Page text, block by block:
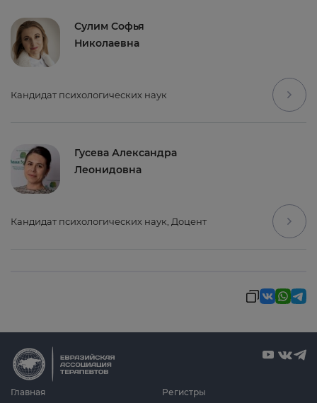
Сулим Софья
Николаевна
Кандидат психологических наук
Гусева Александра
Леонидовна
Кандидат психологических наук, Доцент
Главная
Регистры